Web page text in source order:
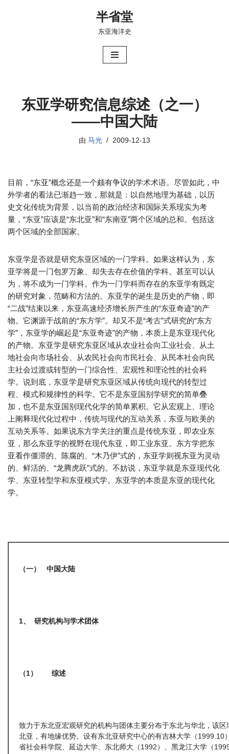
半省堂
东亚海洋史
东亚学研究信息综述（之一）
——中国大陆
由 马光 2009-12-13
目前，“东亚”概念还是一个颇有争议的学术术语。尽管如此，中
外学者的看法已渐趋一致，那就是：以自然地理为基础，以历
史文化传统为背景，以当前的政治经济和国际关系现实为考
量，“东亚”应该是“东北亚”和“东南亚”两个区域的总和。包括这
两个区域的全部国家。
东亚学是否就是研究东亚区域的一门学科。如果这样认为，东
亚学将是一门包罗万象、却失去存在价值的学科。甚至可以认
为，将不成为一门学科。作为一门学科而存在的东亚学有既定
的研究对象，范畴和方法的。东亚学的诞生是历史的产物，即
“二战”结束以来，东亚高速经济增长所产生的“东亚奇迹”的产
物。它渊源于战前的“东方学”。却又不是“考古”式研究的“东方
学”，东亚学的崛起是“东亚奇迹”的产物，本质上是东亚现代化
的产物。东亚学是研究东亚区域从农业社会向工业社会、从土
地社会向市场社会、从农民社会向市民社会、从民本社会向民
主社会过渡或转型的一门综合性、宏观性和理论性的社会科
学。说到底，东亚学是研究东亚区域从传统向现代的转型过
程、模式和规律性的科学。它不是东亚国别学研究的简单叠
加，也不是东亚国别现代化学的简单累积。它从宏观上、理论
上阐释现代化过程中，传统与现代的互动关系，东亚与欧美的
互动关系等。如果说东方学关注的重点是传统东亚，即农业东
亚，那么东亚学的视野在现代东亚，即工业东亚。东方学把东
亚看作僵滞的、陈腐的、“木乃伊”式的，东亚学则视东亚为灵动
的、鲜活的、“龙腾虎跃”式的。不妨说，东亚学就是东亚现代化
学、东亚转型学和东亚模式学。东亚学的本质是东亚的现代化
学。
（一） 中国大陆
1、 研究机构与学术团体
（1） 综述
致力于东北亚宏观研究的机构与团体主要分布于东北与华北，该区
北亚，有地缘优势。设有东北亚研究中心的有吉林大学（1999.10
省社会科学院、延边大学、东北师大（1992）、黑龙江大学（